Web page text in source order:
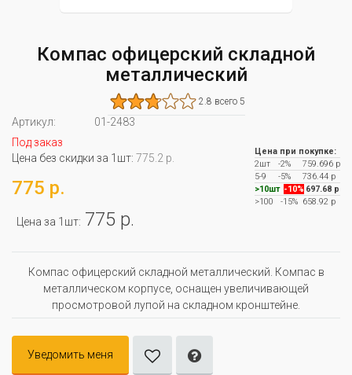
Компас офицерский складной
металлический
2.8 всего 5
Артикул:
01-2483
Под заказ
Цена без скидки за 1шт: 775.2 р.
775 р.
Цена за 1шт: 775 р.
Цена при покупке:
2шт
-2%
759.696 р
5-9
-5%
736.44 р
>10шт -10% 697.68 р
>100
-15% 658.92 р
Компас офицерский складной металлический. Компас в
металлическом корпусе, оснащен увеличивающей
просмотровой лупой на складном кронштейне.
Уведомить меня